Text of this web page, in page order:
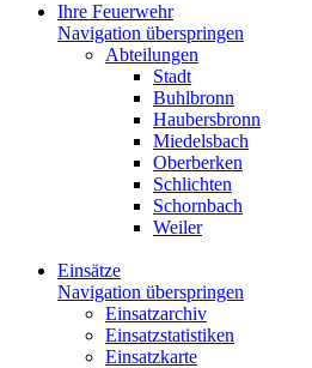
Ihre Feuerwehr
Navigation überspringen
Abteilungen
Stadt
Buhlbronn
Haubersbronn
Miedelsbach
Oberberken
Schlichten
Schornbach
Weiler
Einsätze
Navigation überspringen
Einsatzarchiv
Einsatzstatistiken
Einsatzkarte